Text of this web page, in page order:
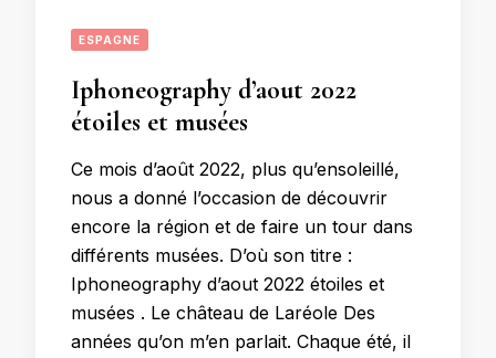
ESPAGNE
Iphoneography d’aout 2022
étoiles et musées
Ce mois d’août 2022, plus qu’ensoleillé,
nous a donné l’occasion de découvrir
encore la région et de faire un tour dans
différents musées. D’où son titre :
Iphoneography d’aout 2022 étoiles et
musées . Le château de Laréole Des
années qu’on m’en parlait. Chaque été, il